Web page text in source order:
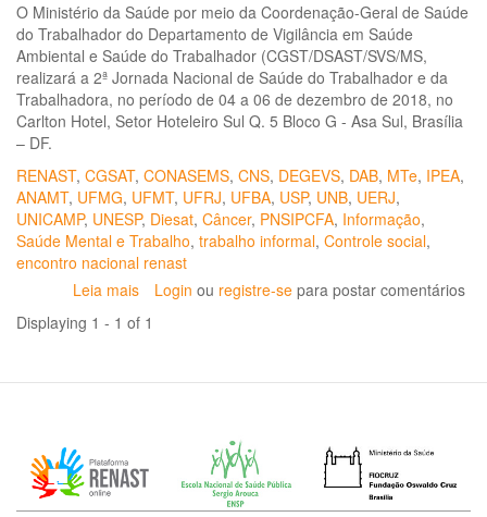
O Ministério da Saúde por meio da Coordenação-Geral de Saúde
do Trabalhador do Departamento de Vigilância em Saúde
Ambiental e Saúde do Trabalhador (CGST/DSAST/SVS/MS,
realizará a 2ª Jornada Nacional de Saúde do Trabalhador e da
Trabalhadora, no período de 04 a 06 de dezembro de 2018, no
Carlton Hotel, Setor Hoteleiro Sul Q. 5 Bloco G - Asa Sul, Brasília
– DF.
RENAST, CGSAT, CONASEMS, CNS, DEGEVS, DAB, MTe, IPEA,
ANAMT, UFMG, UFMT, UFRJ, UFBA, USP, UNB, UERJ,
UNICAMP, UNESP, Diesat, Câncer, PNSIPCFA, Informação,
Saúde Mental e Trabalho, trabalho informal, Controle social,
encontro nacional renast
Leia mais sobre
2ª
Jornada
de
e
da
Trabalhadora
Login ou registre-se para postar comentários
Displaying 1 - 1 of 1